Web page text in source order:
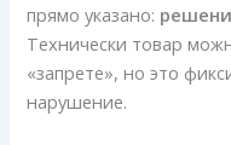
прямо указано:
Технически товар
«запрете», но это
нарушение.